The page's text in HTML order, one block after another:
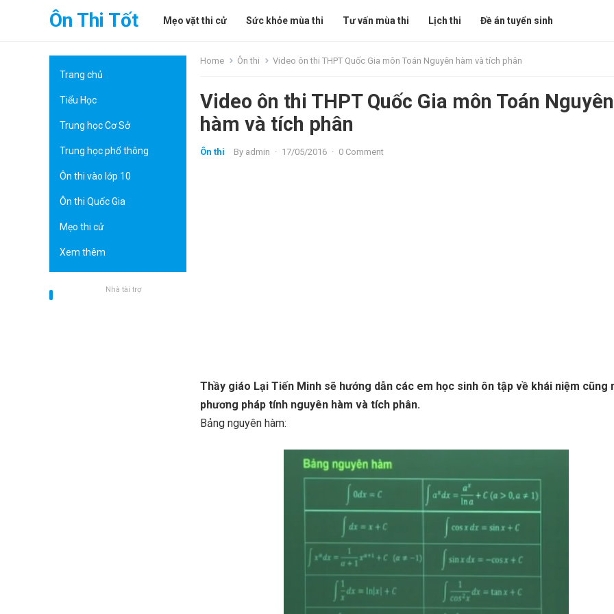
Ôn Thi Tốt Mẹo vặt thi cử Sức khỏe mùa thi Tư vấn mùa thi Lịch thi Đề án tuyển sinh
Trang chủ
Tiểu Học
Trung học Cơ Sở
Trung học phổ thông
Ôn thi vào lớp 10
Ôn thi Quốc Gia
Mẹo thi cử
Xem thêm
Nhà tài trợ
Home Ôn thi Video ôn thi THPT Quốc Gia môn Toán Nguyên hàm và tích phân
Video ôn thi THPT Quốc Gia môn Toán Nguyên
hàm và tích phân
Ôn thi By admin · 17/05/2016 · 0 Comment
Thầy giáo Lại Tiến Minh sẽ hướng dẫn các em học sinh ôn tập về khái niệm cũng
phương pháp tính nguyên hàm và tích phân.
Bảng nguyên hàm: